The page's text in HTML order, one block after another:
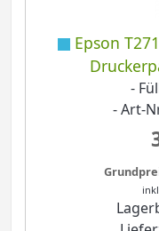
Epson
-
- Art-